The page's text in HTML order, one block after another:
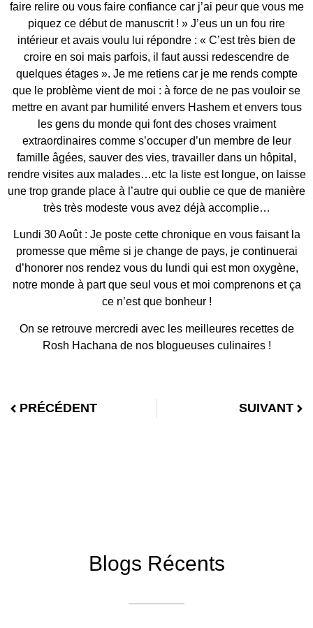
faire relire ou vous faire confiance car j’ai peur que vous me
piquez ce début de manuscrit ! » J’eus un un fou rire
intérieur et avais voulu lui répondre : « C’est très bien de
croire en soi mais parfois, il faut aussi redescendre de
quelques étages ». Je me retiens car je me rends compte
que le problème vient de moi : à force de ne pas vouloir se
mettre en avant par humilité envers Hashem et envers tous
les gens du monde qui font des choses vraiment
extraordinaires comme s’occuper d’un membre de leur
famille âgées, sauver des vies, travailler dans un hôpital,
rendre visites aux malades…etc la liste est longue, on laisse
une trop grande place à l’autre qui oublie ce que de manière
très très modeste vous avez déjà accomplie…
Lundi 30 Août : Je poste cette chronique en vous faisant la
promesse que même si je change de pays, je continuerai
d’honorer nos rendez vous du lundi qui est mon oxygène,
notre monde à part que seul vous et moi comprenons et ça
ce n’est que bonheur !
On se retrouve mercredi avec les meilleures recettes de
Rosh Hachana de nos blogueuses culinaires !
PRÉCÉDENT SUIVANT
Blogs Récents